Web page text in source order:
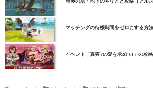
時渉の塔・地下のやり方と攻略【アルス
マッチングの待機時間をゼロにする方
イベント「真実?の愛を求めて!」の攻